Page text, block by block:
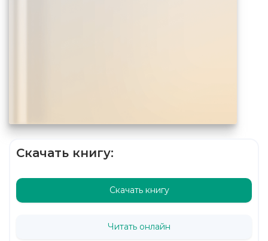
Скачать книгу:
Скачать книгу
Читать онлайн